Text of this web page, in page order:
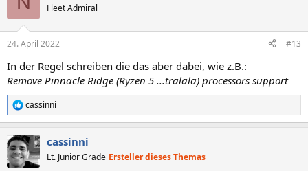
e
:
Fleet Admiral
24. April 2022 #13
In der Regel schreiben die das aber dabei, wie z.B.:
Remove Pinnacle Ridge (Ryzen 5 ...tralala) processors support
R
e
k
t
i
cassinni
cassinni
Lt. Junior Grade Ersteller dieses Themas